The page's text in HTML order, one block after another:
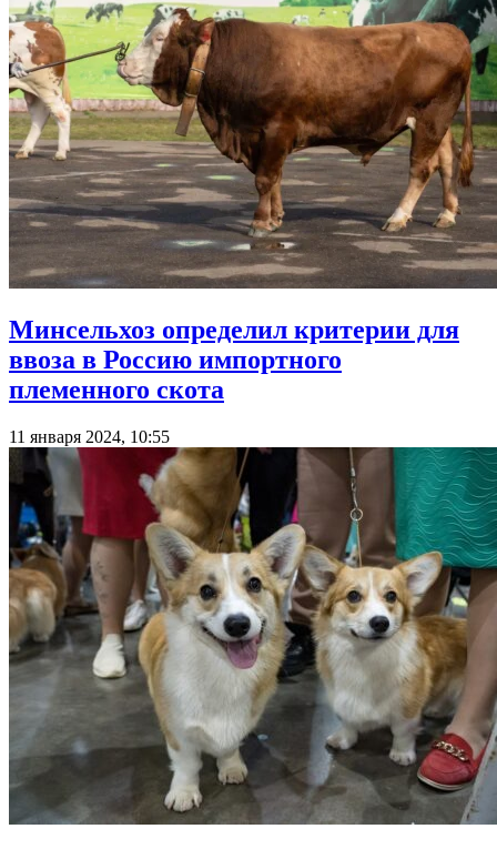
Минсельхоз определил критерии для
ввоза в Россию импортного
племенного скота
11 января 2024, 10:55